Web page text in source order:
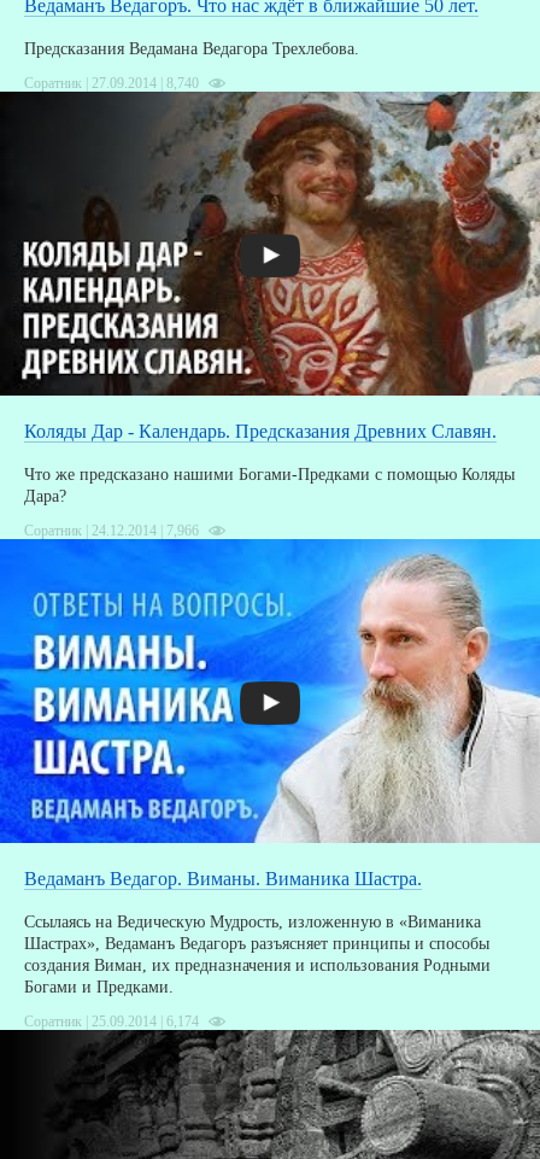
Ведаманъ Ведагоръ. Что нас ждёт в ближайшие 50 лет.
Предсказания Ведамана Ведагора Трехлебова.
Соратник | 27.09.2014 | 8,740
Коляды Дар - Календарь. Предсказания Древних Славян.
Что же предсказано нашими Богами-Предками с помощью Коляды
Дара?
Соратник | 24.12.2014 | 7,966
Ведаманъ Ведагор. Виманы. Виманика Шастра.
Ссылаясь на Ведическую Мудрость, изложенную в «Виманика
Шастрах», Ведаманъ Ведагоръ разъясняет принципы и способы
создания Виман, их предназначения и использования Родными
Богами и Предками.
Соратник | 25.09.2014 | 6,174